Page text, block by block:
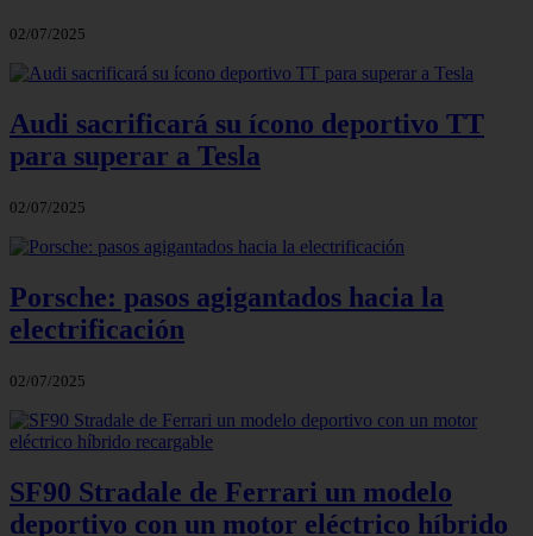
02/07/2025
Audi sacrificará su ícono deportivo TT
para superar a Tesla
02/07/2025
Porsche: pasos agigantados hacia la
electrificación
02/07/2025
SF90 Stradale de Ferrari un modelo
deportivo con un motor eléctrico híbrido